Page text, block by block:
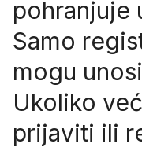
pohranjuje
Samo
mogu
Ukoliko
prijaviti ili